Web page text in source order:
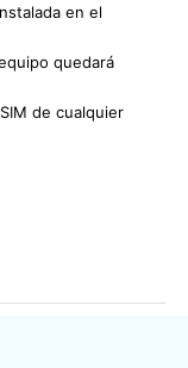
en el
quedará
de cualquier